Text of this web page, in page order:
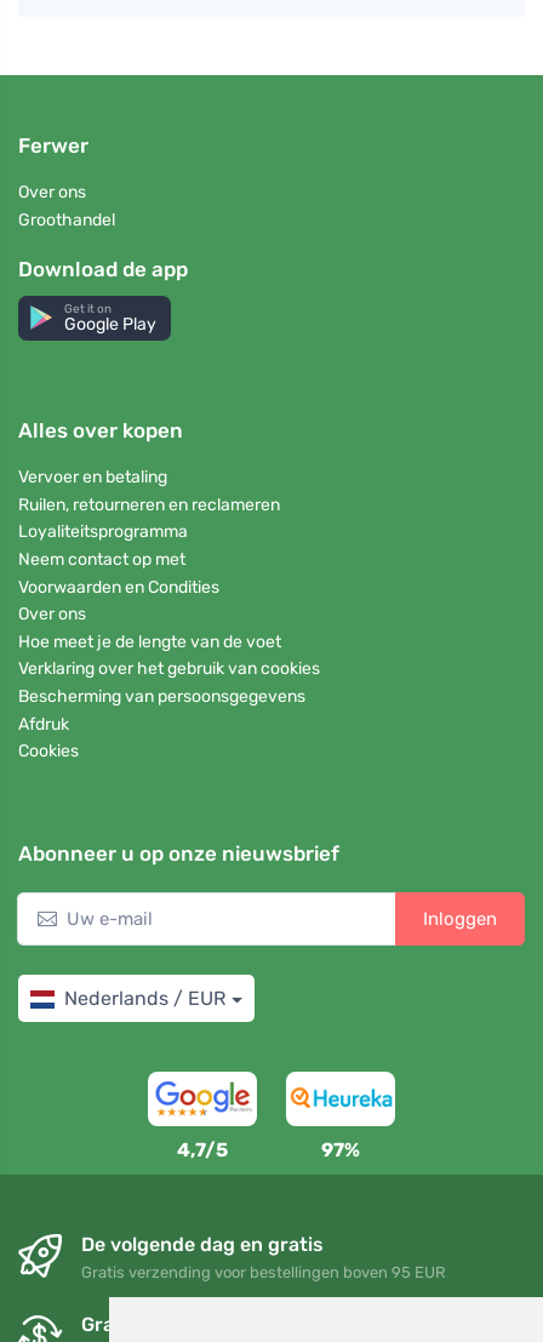
Ferwer
Over ons
Groothandel
Download de app
Get it on
Google Play
Alles over kopen
Vervoer en betaling
Ruilen, retourneren en reclameren
Loyaliteitsprogramma
Neem contact op met
Voorwaarden en Condities
Over ons
Hoe meet je de lengte van de voet
Verklaring over het gebruik van cookies
Bescherming van persoonsgegevens
Afdruk
Cookies
Abonneer u op onze nieuwsbrief
Inloggen
Nederlands / EUR
4,7/5 97%
De volgende dag en gratis
Gratis verzending voor bestellingen boven 95 EUR
Gratis ruilen en retourneren